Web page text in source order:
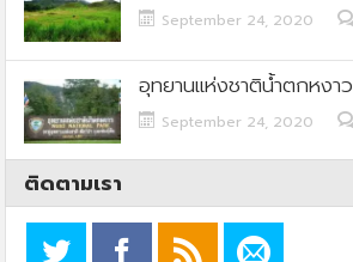
September 24, 2020
อุทยานแห่งชาติน้ำตกหงาว
September 24, 2020
ติดตามเรา